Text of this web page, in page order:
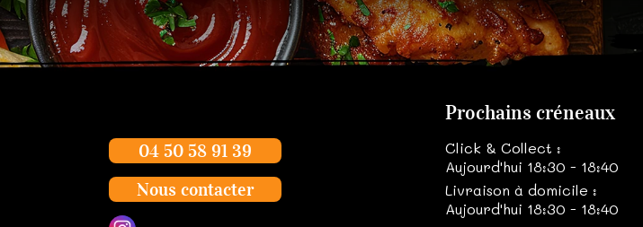
04 50 58 91 39
Nous contacter
Prochains créneaux
Click & Collect :
Aujourd'hui 18:30 - 18:40
Livraison à domicile :
Aujourd'hui 18:30 - 18:40